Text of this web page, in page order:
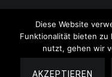
Copyright © 2026
Theme:Cenoteby
Diese Website
Funktionalität bieten zu
nutzt, gehen wir
AKZEPTIEREN